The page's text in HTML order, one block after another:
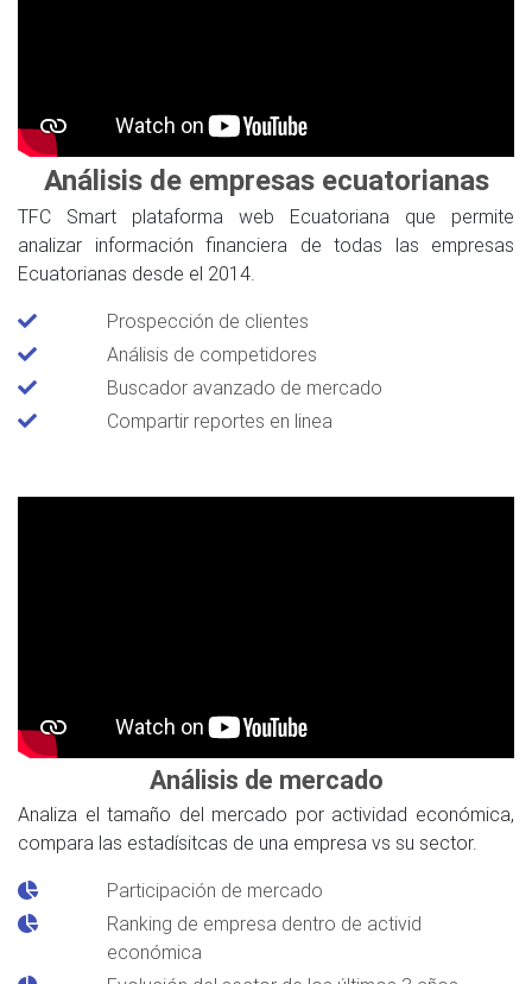
Análisis de empresas ecuatorianas
TFC Smart plataforma web Ecuatoriana que permite
analizar información financiera de todas las empresas
Ecuatorianas desde el 2014.
Prospección de clientes
Análisis de competidores
Buscador avanzado de mercado
Compartir reportes en linea
Análisis de mercado
Analiza el tamaño del mercado por actividad económica,
compara las estadísitcas de una empresa vs su sector.
Participación de mercado
Ranking de empresa dentro de activid
económica